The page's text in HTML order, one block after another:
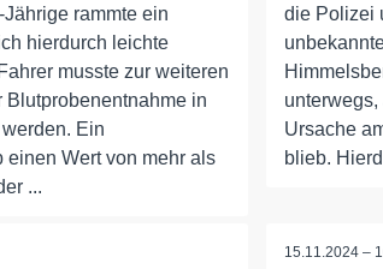
rammte ein
hierdurch leichte
musste zur weiteren
in
Ein
einen Wert von mehr als
...
die Polizei
Ursache
blieb.
15.11.2024 –